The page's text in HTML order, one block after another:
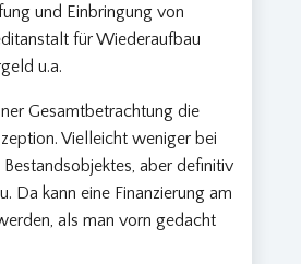
und Einbringung von
für Wiederaufbau
u.a.
Gesamtbetrachtung die
Vielleicht weniger bei
aber definitiv
Da kann eine Finanzierung am
als man vorn gedacht